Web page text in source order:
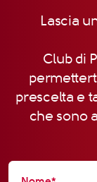
Lascia
Club di
prescelta e
che sono